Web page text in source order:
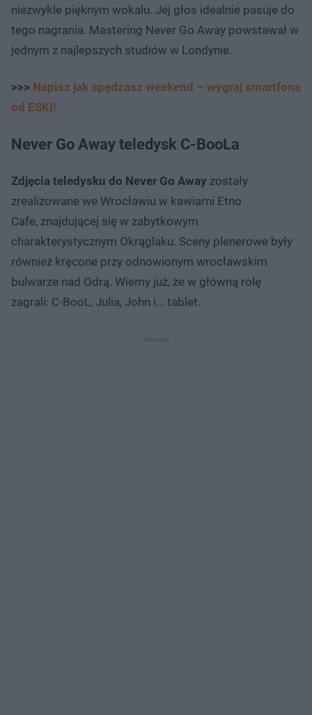
niezwykle pięknym wokalu. Jej głos idealnie pasuje do
tego nagrania. Mastering Never Go Away powstawał w
jednym z najlepszych studiów w Londynie.
>>> Napisz jak spędzasz weekend – wygraj smartfona
od ESKI!
Never Go Away teledysk C-BooLa
Zdjęcia teledysku do Never Go Away zostały
zrealizowane we Wrocławiu w kawiarni Etno
Cafe, znajdującej się w zabytkowym
charakterystycznym Okrąglaku. Sceny plenerowe były
również kręcone przy odnowionym wrocławskim
bulwarze nad Odrą. Wiemy już, że w główną rolę
zagrali: C-BooL, Julia, John i... tablet.